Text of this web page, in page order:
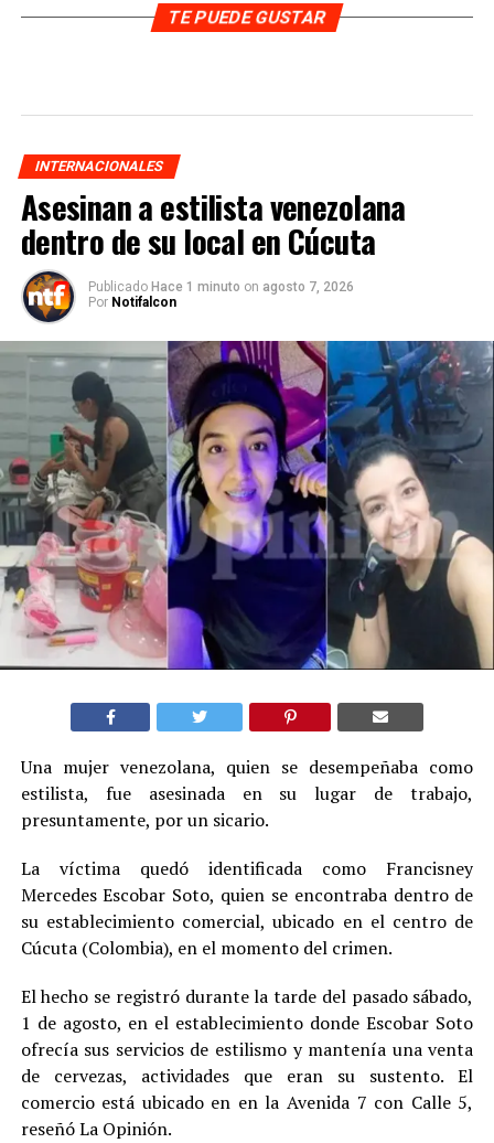
TE PUEDE GUSTAR
INTERNACIONALES
Asesinan a estilista venezolana
dentro de su local en Cúcuta
Publicado Hace 1 minuto on agosto 7, 2026
Por Notifalcon
Una mujer venezolana, quien se desempeñaba como
estilista, fue asesinada en su lugar de trabajo,
presuntamente, por un sicario.
La víctima quedó identificada como Francisney
Mercedes Escobar Soto, quien se encontraba dentro de
su establecimiento comercial, ubicado en el centro de
Cúcuta (Colombia), en el momento del crimen.
El hecho se registró durante la tarde del pasado sábado,
1 de agosto, en el establecimiento donde Escobar Soto
ofrecía sus servicios de estilismo y mantenía una venta
de cervezas, actividades que eran su sustento. El
comercio está ubicado en en la Avenida 7 con Calle 5,
reseñó La Opinión.